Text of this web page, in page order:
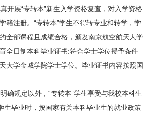
展“专转本”新生入学资格复查，对入学资格
籍注册。“专转本”学生不得转专业和转学，学
全部课程且成绩合格，颁发南京航空航天大学
全日制本科毕业证书;符合学士学位授予条件
大学金城学院学士学位。毕业证书内容按照国
规定以外，“专转本”学生享受与我校本科生
生毕业时，按国家有关本科毕业生的就业政策